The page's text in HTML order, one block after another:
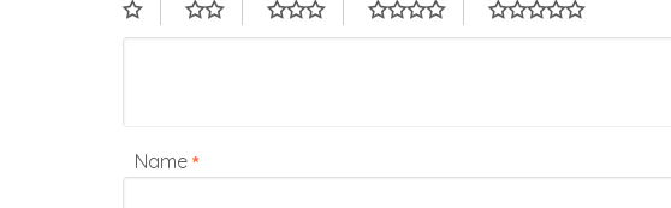
Name *